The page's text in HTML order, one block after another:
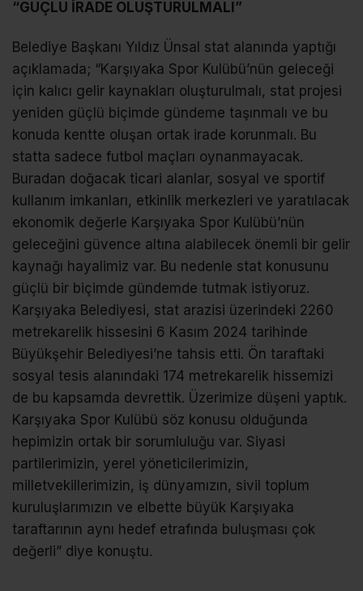
“GÜÇLÜ İRADE OLUŞTURULMALI”
Belediye Başkanı Yıldız Ünsal stat alanında yaptığı
açıklamada; “Karşıyaka Spor Kulübü’nün geleceği
için kalıcı gelir kaynakları oluşturulmalı, stat projesi
yeniden güçlü biçimde gündeme taşınmalı ve bu
konuda kentte oluşan ortak irade korunmalı. Bu
statta sadece futbol maçları oynanmayacak.
Buradan doğacak ticari alanlar, sosyal ve sportif
kullanım imkanları, etkinlik merkezleri ve yaratılacak
ekonomik değerle Karşıyaka Spor Kulübü’nün
geleceğini güvence altına alabilecek önemli bir gelir
kaynağı hayalimiz var. Bu nedenle stat konusunu
güçlü bir biçimde gündemde tutmak istiyoruz.
Karşıyaka Belediyesi, stat arazisi üzerindeki 2260
metrekarelik hissesini 6 Kasım 2024 tarihinde
Büyükşehir Belediyesi’ne tahsis etti. Ön taraftaki
sosyal tesis alanındaki 174 metrekarelik hissemizi
de bu kapsamda devrettik. Üzerimize düşeni yaptık.
Karşıyaka Spor Kulübü söz konusu olduğunda
hepimizin ortak bir sorumluluğu var. Siyasi
partilerimizin, yerel yöneticilerimizin,
milletvekillerimizin, iş dünyamızın, sivil toplum
kuruluşlarımızın ve elbette büyük Karşıyaka
taraftarının aynı hedef etrafında buluşması çok
değerli” diye konuştu.